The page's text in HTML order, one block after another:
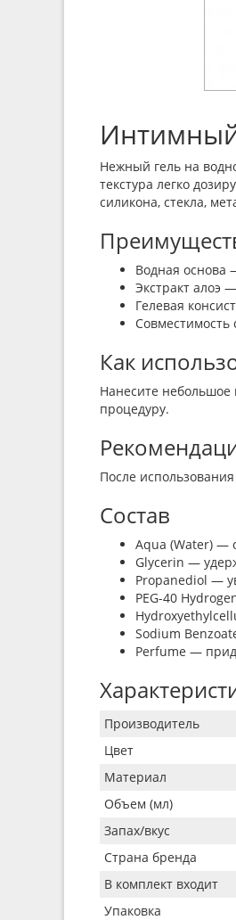
Нежный гель на
текстура легко
силикона, стекла,
Водная основа
Экстракт алоэ
Гелевая
Совместимость
Как
Нанесите небольшое
процедуру.
После
Состав
Aqua (Water) —
Glycerin —
Propanediol —
PEG-40
Sodium
Perfume —
Производитель
Цвет
Материал
Объем (мл)
Запах/вкус
Страна бренда
В комплект входит
Упаковка